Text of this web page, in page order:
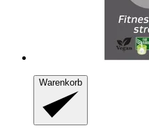
Warenkorb